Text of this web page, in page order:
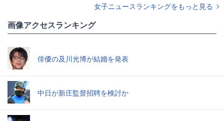
女子ニュースランキングをもっと見る
画像アクセスランキング
俳優の及川光博が結婚を発表
中日が新庄監督招聘を検討か